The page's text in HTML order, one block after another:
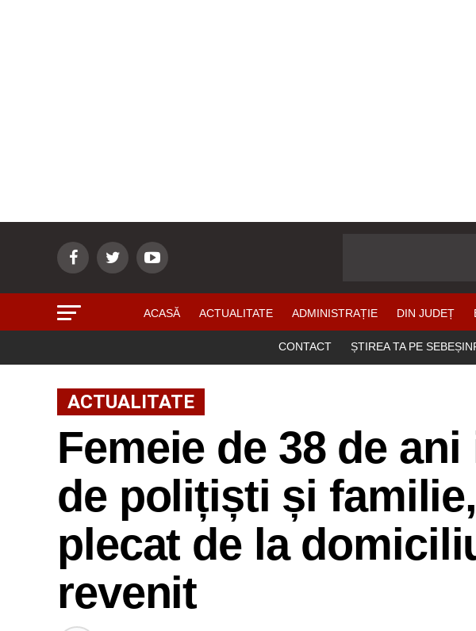
ACASĂ ACTUALITATE ADMINISTRAȚIE DIN JUDEȚ
CONTACT ȘTIREA TA PE
ACTUALITATE
Femeie de 38 de
de polițiști și
plecat de la
revenit